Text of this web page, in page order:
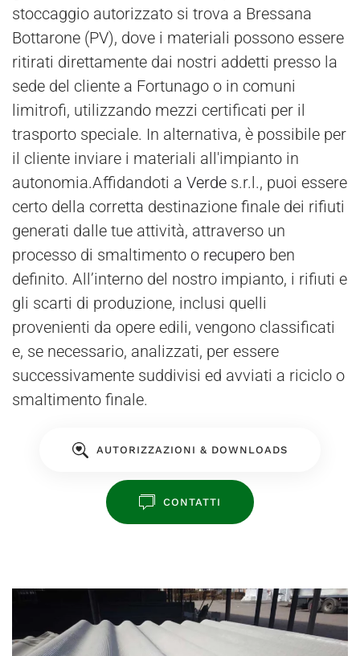
stoccaggio autorizzato si trova a Bressana
Bottarone (PV), dove i materiali possono essere
ritirati direttamente dai nostri addetti presso la
sede del cliente a Fortunago o in comuni
limitrofi, utilizzando mezzi certificati per il
trasporto speciale. In alternativa, è possibile per
il cliente inviare i materiali all'impianto in
autonomia.Affidandoti a Verde s.r.l., puoi essere
certo della corretta destinazione finale dei rifiuti
generati dalle tue attività, attraverso un
processo di smaltimento o recupero ben
definito. All’interno del nostro impianto, i rifiuti e
gli scarti di produzione, inclusi quelli
provenienti da opere edili, vengono classificati
e, se necessario, analizzati, per essere
successivamente suddivisi ed avviati a riciclo o
smaltimento finale.
AUTORIZZAZIONI & DOWNLOADS
CONTATTI